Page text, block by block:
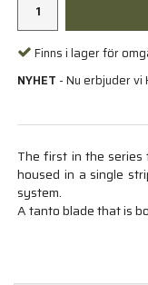
Finns i lager för
NYHET - Nu erbjuder vi
The first in the series
housed in a single
system.
A tanto blade that is